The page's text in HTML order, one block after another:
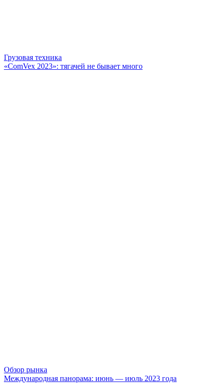
Грузовая техника
«ComVex 2023»: тягачей не бывает много
Обзор рынка
Международная панорама: июнь — июль 2023 года